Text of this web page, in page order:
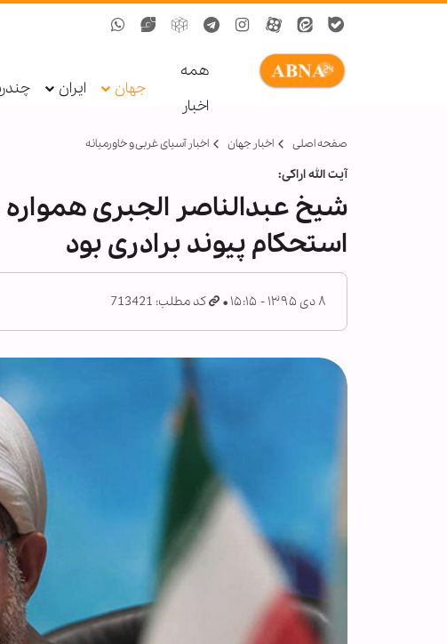
همه
اخبار
جهان ایران
صفحه اصلی اخبار جهان اخبار آسیای غربی و خاورمیانه
آیت الله اراکی:
شیخ عبدالناصر الجبری
استحكام پیوند برادری بود
۸ دی ۱۳۹۵ - ۱۵:۱۵ کد مطلب: 713421
حرم
حسینی